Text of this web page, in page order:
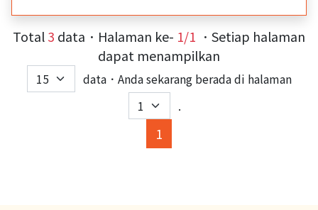
Total3 data．Halaman ke- 1/1 ．Setiap halaman
dapat menampilkan
data．Anda sekarang berada di halaman
.
1